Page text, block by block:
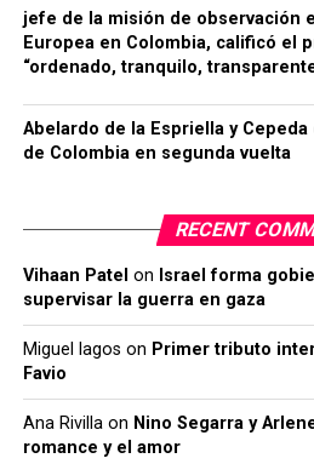
jefe de la misión de observación
Europea en Colombia, calificó el
“ordenado, tranquilo,
Abelardo de la Espriella y
de Colombia en segunda vuelta
RECENT
Vihaan Patel on Israel forma
supervisar la guerra en gaza
Miguel lagos on Primer tributo
Favio
Ana Rivillaon Nino Segarra y
romance y el amor